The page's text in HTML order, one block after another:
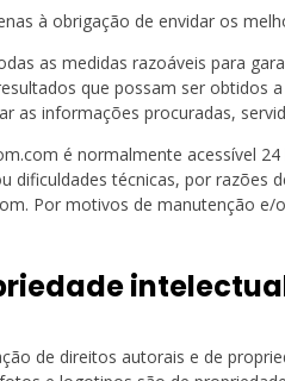
à obrigação de envidar os
as medidas razoáveis para
que possam ser obtidos
as informações procuradas,
é normalmente acessível
dificuldades técnicas, por
Por motivos de manutenção
de direitos autorais e de